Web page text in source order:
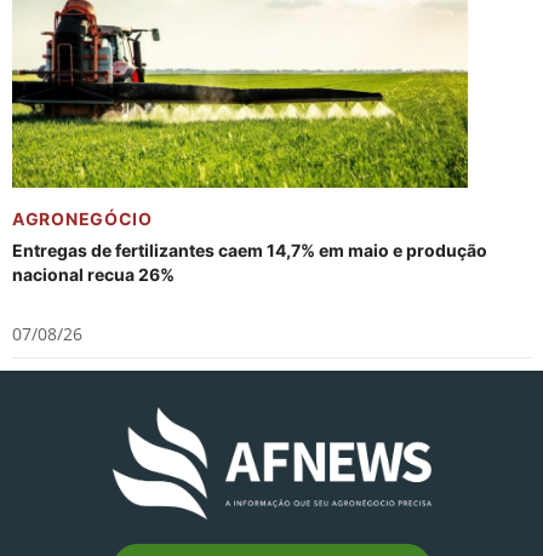
AGRONEGÓCIO
Entregas de fertilizantes caem 14,7% em maio e produção
nacional recua 26%
07/08/26